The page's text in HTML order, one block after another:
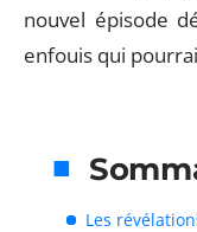
nouvel épisode
enfouis qui
Les